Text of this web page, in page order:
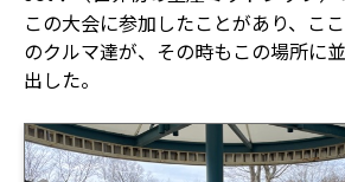
この大会に参加したことがあり、こ
のクルマ達が、その時もこの場所に
出した。